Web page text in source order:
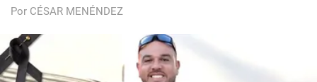
Por CÉSAR MENÉNDEZ